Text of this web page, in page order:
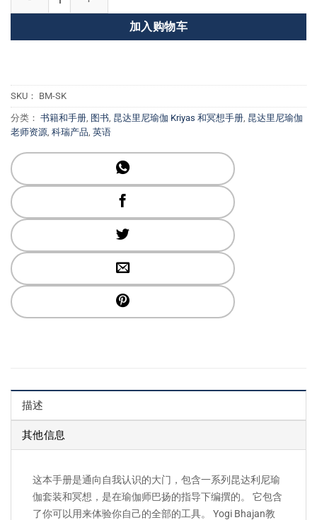
加入购物车
SKU： BM-SK
分类： 书籍和手册, 图书, 昆达里尼瑜伽 Kriyas 和冥想手册, 昆达里尼瑜伽
老师资源, 科瑞产品, 英语
描述
其他信息
这本手册是通向自我认识的大门，包含一系列昆达利尼瑜
伽套装和冥想，是在瑜伽师巴扬的指导下编撰的。 它包含
了你可以用来体验你自己的全部的工具。 Yogi Bhajan教